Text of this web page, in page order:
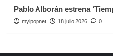
Pablo Alborán estrena
myipopnet 18 julio 2026 0